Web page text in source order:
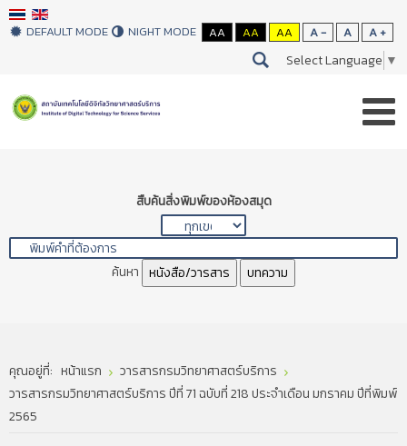
DEFAULT MODE NIGHT MODE AA AA AA A - A A +
Select Language ▼
สืบค้นสิ่งพิมพ์ของห้องสมุด
ค้นหา หนังสือ/วารสาร บทความ
คุณอยู่ที่: หน้าแรก
วารสารกรมวิทยาศาสตร์บริการ
วารสารกรมวิทยาศาสตร์บริการ ปีที่ 71 ฉบับที่ 218 ประจำเดือน มกราคม ปีที่พิมพ์
2565